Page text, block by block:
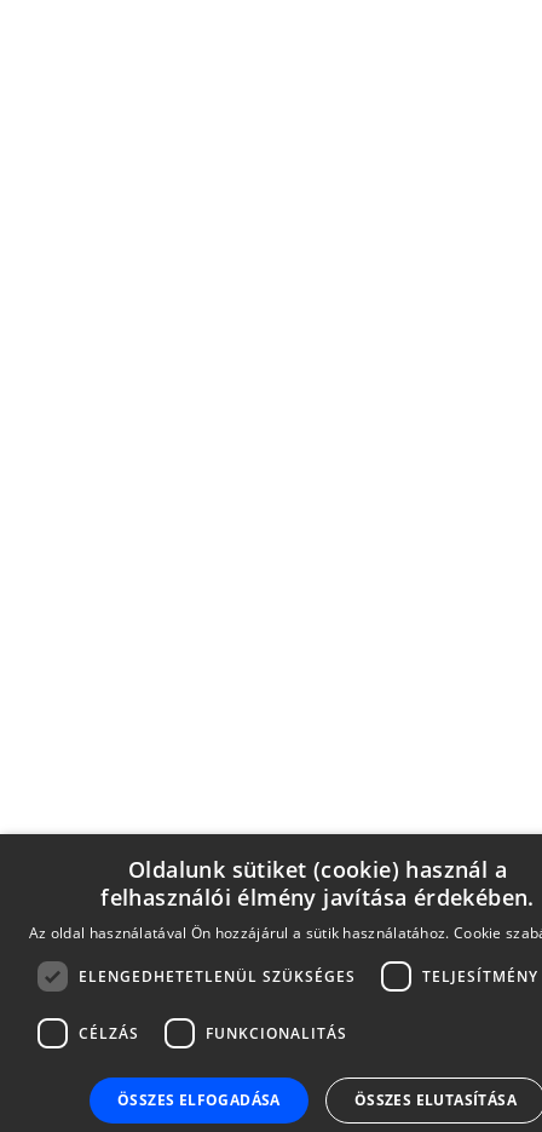
Oldalunk sütiket (cookie) használ a
felhasználói élmény javítása érdekében.
Az oldal használatával Ön hozzájárul a sütik használatához. Cookie
ELENGEDHETETLENÜL SZÜKSÉGES TELJESÍTMÉNY
CÉLZÁS FUNKCIONALITÁS
ÖSSZES ELFOGADÁSA ÖSSZES ELUTASÍTÁSA